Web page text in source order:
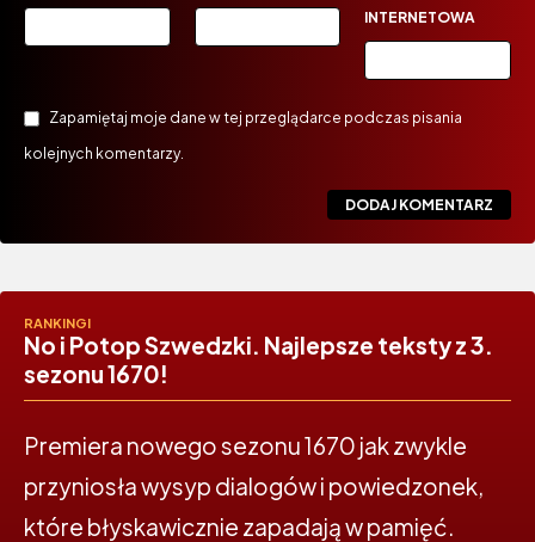
INTERNETOWA
Zapamiętaj moje dane w tej przeglądarce podczas pisania
kolejnych komentarzy.
RANKINGI
No i Potop Szwedzki. Najlepsze teksty z 3.
sezonu 1670!
Premiera nowego sezonu 1670 jak zwykle
przyniosła wysyp dialogów i powiedzonek,
które błyskawicznie zapadają w pamięć.